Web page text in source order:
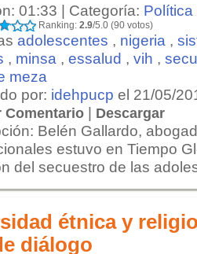
01:33 | Categoría: Política
Ranking: 2.9/5.0 (90 votos)
adolescentes , nigeria ,
, minsa , essalud , vih ,
meza
por: idehpucp el 21/05/
Comentario | Descargar
Belén Gallardo,
estuvo en Tiempo
del secuestro de las
étnica y
diálogo